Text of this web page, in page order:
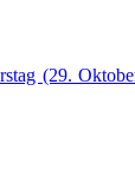
(29.